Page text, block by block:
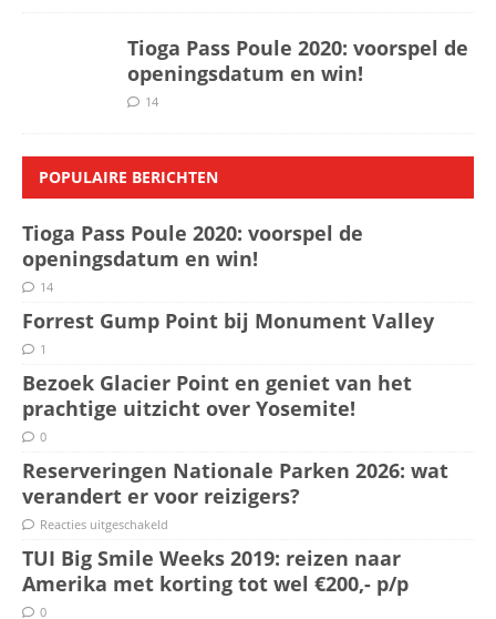
Tioga Pass Poule 2020: voorspel de
openingsdatum en win!
14
POPULAIRE BERICHTEN
Tioga Pass Poule 2020: voorspel de
openingsdatum en win!
14
Forrest Gump Point bij Monument Valley
1
Bezoek Glacier Point en geniet van het
prachtige uitzicht over Yosemite!
0
Reserveringen Nationale Parken 2026: wat
verandert er voor reizigers?
Reacties uitgeschakeld
TUI Big Smile Weeks 2019: reizen naar
Amerika met korting tot wel €200,- p/p
0